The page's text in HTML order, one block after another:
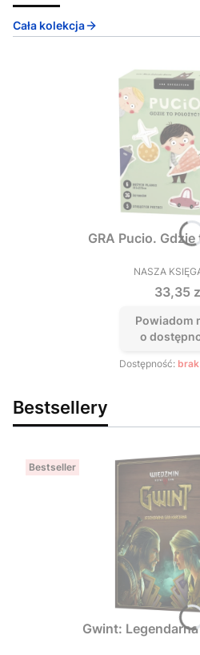
Cała kolekcja
GRA Pucio. Gdzie
NASZA
Cena
33,35
Powiadom
o
Dostępność:
Bestsellery
Bestseller
Gwint: